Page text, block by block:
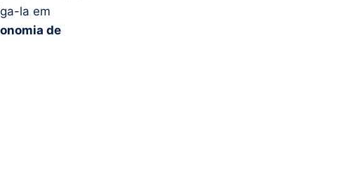
la em
de